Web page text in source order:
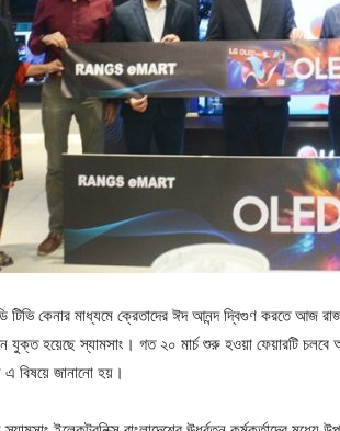
টিভি কেনার মাধ্যমে ক্রেতাদের ঈদ আনন্দ দ্বিগুণ করতে আজ
যুক্ত হয়েছে স্যামসাং। গত ২০ মার্চ শুরু হওয়া ফেয়ারটি
এ বিষয়ে জানানো হয়।